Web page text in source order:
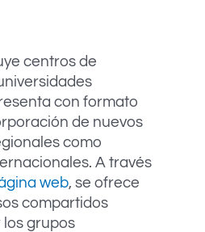
centros de
con formato
de nuevos
como
A través
web, se ofrece
compartidos
grupos